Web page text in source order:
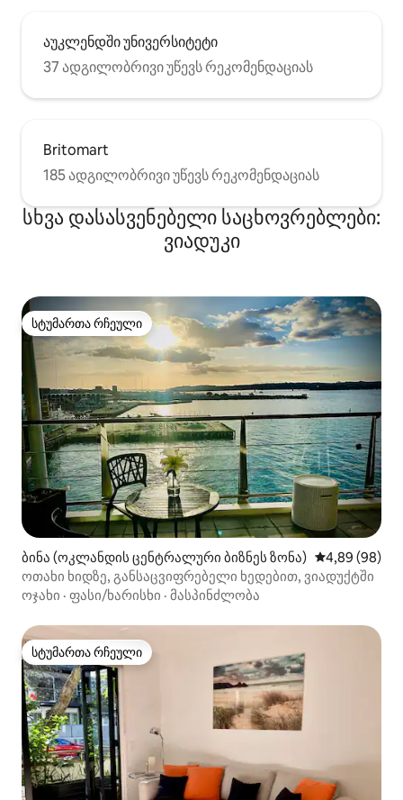
აუკლენდში უნივერსიტეტი
37 ადგილობრივი უწევს რეკომენდაციას
Britomart
185 ადგილობრივი უწევს რეკომენდაციას
სხვა დასასვენებელი საცხოვრებლები:
ვიადუკი
სტუმართა რჩეული
სტუმართა რჩეული
ბინა (ოკლანდის ცენტრალური ბიზნეს ზონა) საშუალო
4,89 (98)
ოთახი ხიდზე, განსაცვიფრებელი ხედებით, ვიადუქტში
ოჯახი · ფასი/ხარისხი · მასპინძლობა
სტუმართა რჩეული
სტუმართა რჩეული